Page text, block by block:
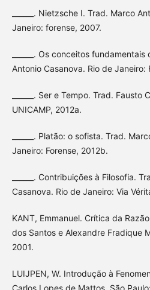
______. Nietzsche I. Trad. Marco
Janeiro: forense, 2007.
______. Os conceitos
Antonio Casanova. Rio de Janeiro:
______. Ser e Tempo. Trad.
UNICAMP, 2012a.
______. Platão: o sofista. Trad.
Janeiro: Forense, 2012b.
______. Contribuições à Filosofia.
Casanova. Rio de Janeiro: Via
KANT, Emmanuel. Crítica da
dos Santos e Alexandre Fradique
2001.
LUIJPEN, W. Introdução à